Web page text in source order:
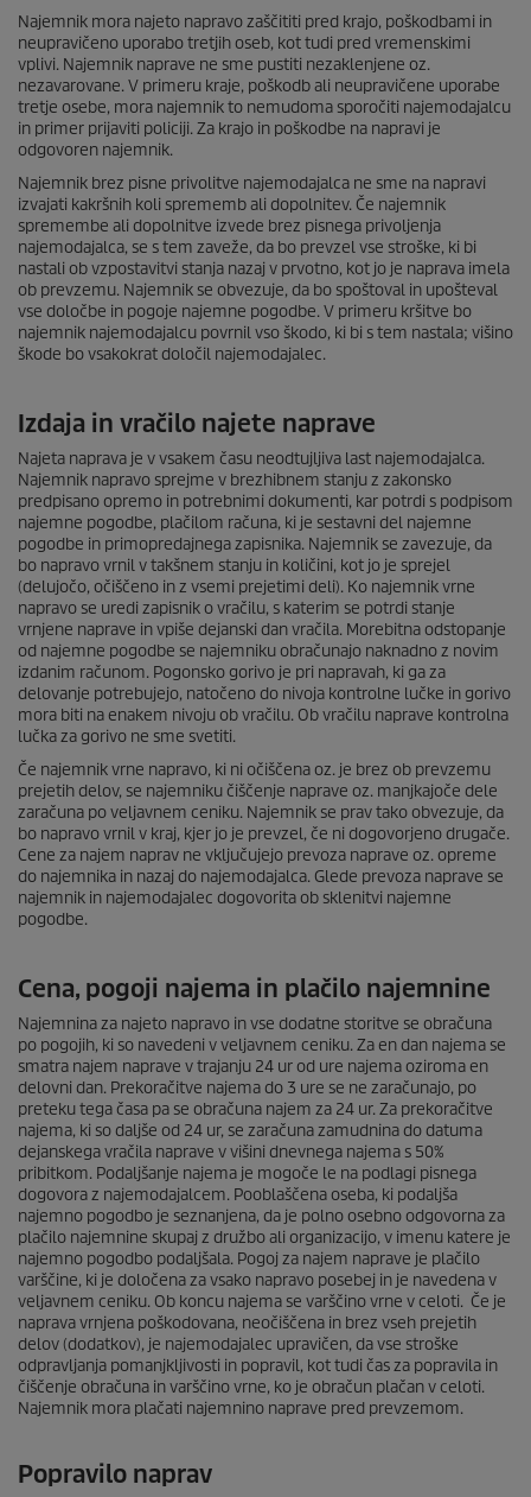
Najemnik mora najeto napravo zaščititi pred krajo, poškodbami in
neupravičeno uporabo tretjih oseb, kot tudi pred vremenskimi
vplivi. Najemnik naprave ne sme pustiti nezaklenjene oz.
nezavarovane. V primeru kraje, poškodb ali neupravičene uporabe
tretje osebe, mora najemnik to nemudoma sporočiti najemodajalcu
in primer prijaviti policiji. Za krajo in poškodbe na napravi je
odgovoren najemnik.
Najemnik brez pisne privolitve najemodajalca ne sme na napravi
izvajati kakršnih koli sprememb ali dopolnitev. Če najemnik
spremembe ali dopolnitve izvede brez pisnega privoljenja
najemodajalca, se s tem zaveže, da bo prevzel vse stroške, ki bi
nastali ob vzpostavitvi stanja nazaj v prvotno, kot jo je naprava imela
ob prevzemu. Najemnik se obvezuje, da bo spoštoval in upošteval
vse določbe in pogoje najemne pogodbe. V primeru kršitve bo
najemnik najemodajalcu povrnil vso škodo, ki bi s tem nastala; višino
škode bo vsakokrat določil najemodajalec.
Izdaja in vračilo najete naprave
Najeta naprava je v vsakem času neodtujljiva last najemodajalca.
Najemnik napravo sprejme v brezhibnem stanju z zakonsko
predpisano opremo in potrebnimi dokumenti, kar potrdi s podpisom
najemne pogodbe, plačilom računa, ki je sestavni del najemne
pogodbe in primopredajnega zapisnika. Najemnik se zavezuje, da
bo napravo vrnil v takšnem stanju in količini, kot jo je sprejel
(delujočo, očiščeno in z vsemi prejetimi deli). Ko najemnik vrne
napravo se uredi zapisnik o vračilu, s katerim se potrdi stanje
vrnjene naprave in vpiše dejanski dan vračila. Morebitna odstopanje
od najemne pogodbe se najemniku obračunajo naknadno z novim
izdanim računom. Pogonsko gorivo je pri napravah, ki ga za
delovanje potrebujejo, natočeno do nivoja kontrolne lučke in gorivo
mora biti na enakem nivoju ob vračilu. Ob vračilu naprave kontrolna
lučka za gorivo ne sme svetiti.
Če najemnik vrne napravo, ki ni očiščena oz. je brez ob prevzemu
prejetih delov, se najemniku čiščenje naprave oz. manjkajoče dele
zaračuna po veljavnem ceniku. Najemnik se prav tako obvezuje, da
bo napravo vrnil v kraj, kjer jo je prevzel, če ni dogovorjeno drugače.
Cene za najem naprav ne vključujejo prevoza naprave oz. opreme
do najemnika in nazaj do najemodajalca. Glede prevoza naprave se
najemnik in najemodajalec dogovorita ob sklenitvi najemne
pogodbe.
Cena, pogoji najema in plačilo najemnine
Najemnina za najeto napravo in vse dodatne storitve se obračuna
po pogojih, ki so navedeni v veljavnem ceniku. Za en dan najema se
smatra najem naprave v trajanju 24 ur od ure najema oziroma en
delovni dan. Prekoračitve najema do 3 ure se ne zaračunajo, po
preteku tega časa pa se obračuna najem za 24 ur. Za prekoračitve
najema, ki so daljše od 24 ur, se zaračuna zamudnina do datuma
dejanskega vračila naprave v višini dnevnega najema s 50%
pribitkom. Podaljšanje najema je mogoče le na podlagi pisnega
dogovora z najemodajalcem. Pooblaščena oseba, ki podaljša
najemno pogodbo je seznanjena, da je polno osebno odgovorna za
plačilo najemnine skupaj z družbo ali organizacijo, v imenu katere je
najemno pogodbo podaljšala. Pogoj za najem naprave je plačilo
varščine, ki je določena za vsako napravo posebej in je navedena v
veljavnem ceniku. Ob koncu najema se varščino vrne v celoti. Če je
naprava vrnjena poškodovana, neočiščena in brez vseh prejetih
delov (dodatkov), je najemodajalec upravičen, da vse stroške
odpravljanja pomanjkljivosti in popravil, kot tudi čas za popravila in
čiščenje obračuna in varščino vrne, ko je obračun plačan v celoti.
Najemnik mora plačati najemnino naprave pred prevzemom.
Popravilo naprav